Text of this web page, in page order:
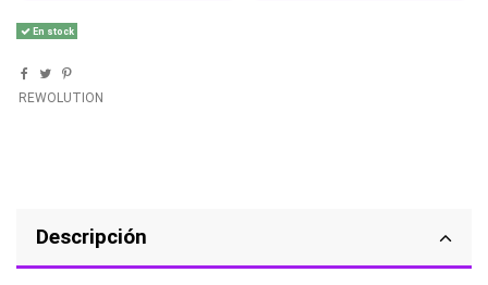
En stock
REWOLUTION
Descripción